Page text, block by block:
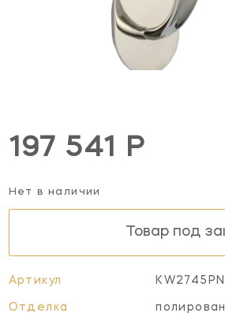
197 541 Р
Нет в наличии
Товар под
Артикул
Отделка